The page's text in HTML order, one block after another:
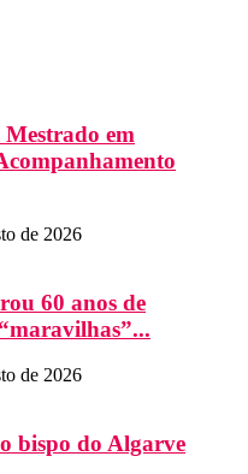
em
de 2026
60 anos de
de 2026
bispo do Algarve